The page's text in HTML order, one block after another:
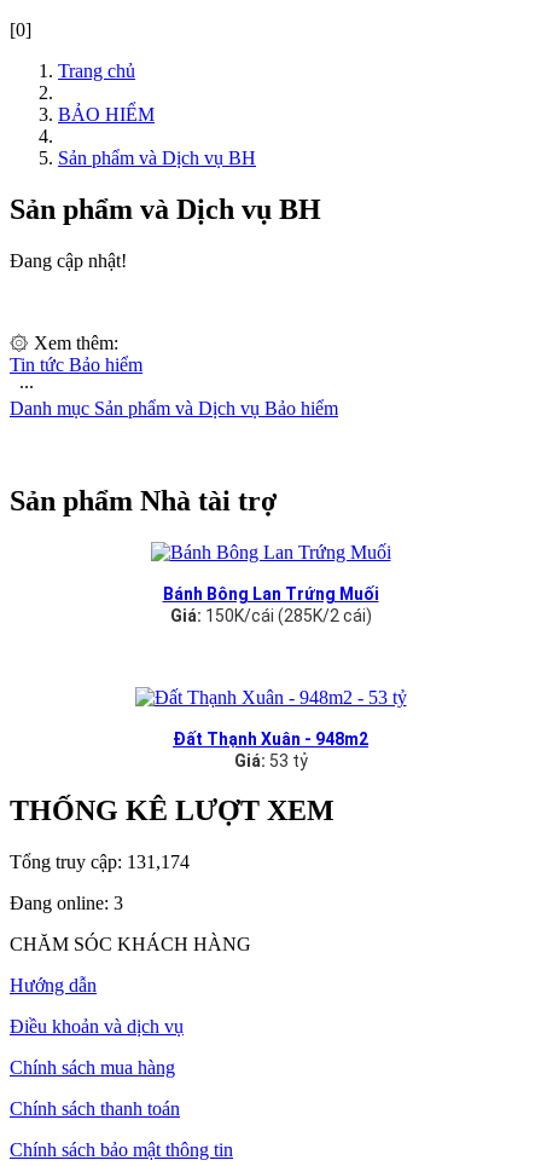
[0]
Trang chủ
BẢO HIỂM
Sản phẩm và Dịch vụ BH
Sản phẩm và Dịch vụ BH
Đang cập nhật!
۞ Xem thêm:
Tin tức Bảo hiểm
∙∙∙
Danh mục Sản phẩm và Dịch vụ Bảo hiểm
Sản phẩm Nhà tài trợ
Bánh Bông Lan Trứng Muối
Giá: 150K/cái (285K/2 cái)
Đất Thạnh Xuân - 948m2
Giá: 53 tỷ
THỐNG KÊ LƯỢT XEM
Tổng truy cập: 131,174
Đang online: 3
CHĂM SÓC KHÁCH HÀNG
Hướng dẫn
Điều khoản và dịch vụ
Chính sách mua hàng
Chính sách thanh toán
Chính sách bảo mật thông tin